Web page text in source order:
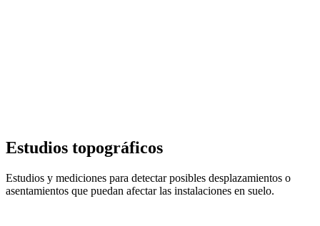
Estudios topográficos
Estudios y mediciones para detectar posibles desplazamientos o
asentamientos que puedan afectar las instalaciones en suelo.